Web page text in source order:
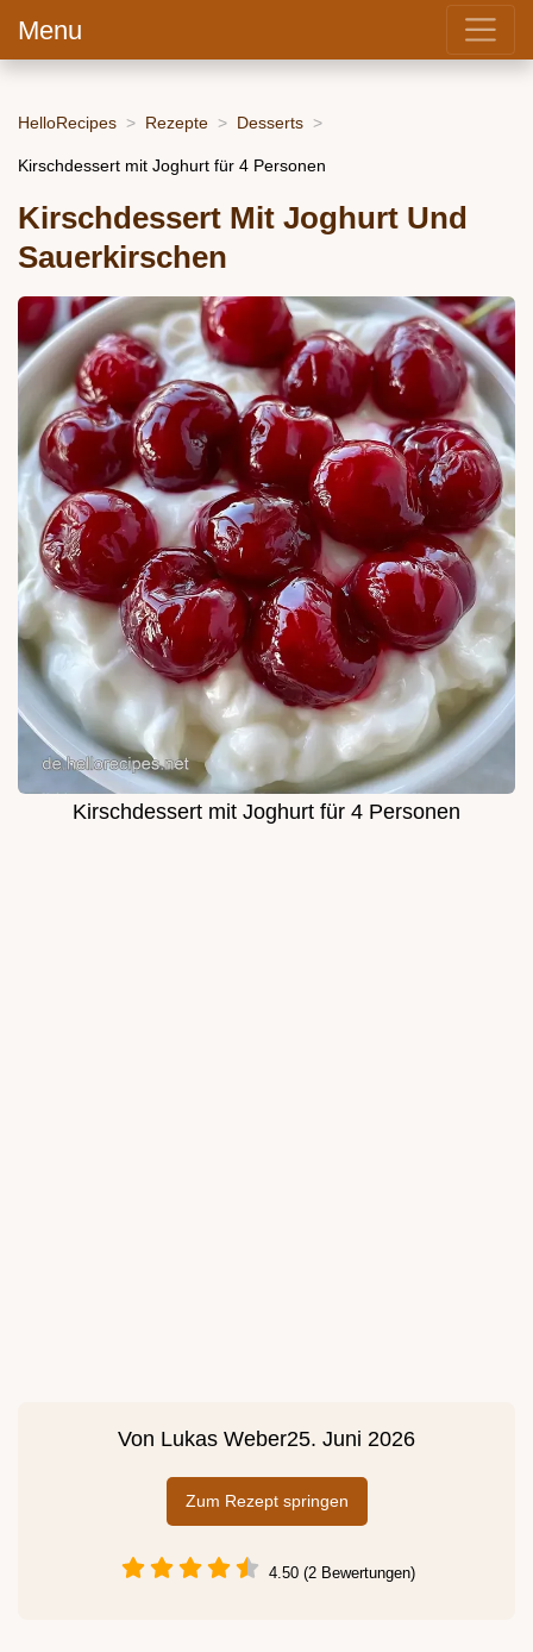
Menu
HelloRecipes Rezepte Desserts
Kirschdessert mit Joghurt für 4 Personen
Kirschdessert Mit Joghurt Und
Sauerkirschen
Kirschdessert mit Joghurt für 4 Personen
Von Lukas Weber25. Juni 2026
Zum Rezept springen
4.50 (2 Bewertungen)